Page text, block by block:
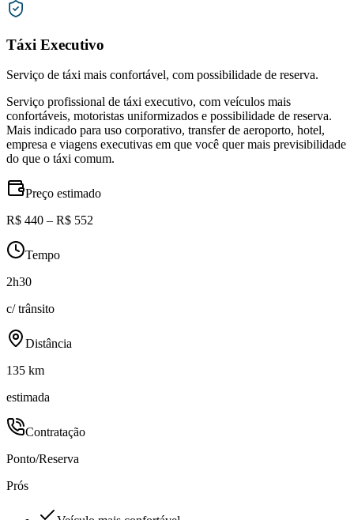
Táxi Executivo
Serviço de táxi mais confortável, com possibilidade de reserva.
Serviço profissional de táxi executivo, com veículos mais
confortáveis, motoristas uniformizados e possibilidade de reserva.
Mais indicado para uso corporativo, transfer de aeroporto, hotel,
empresa e viagens executivas em que você quer mais previsibilidade
do que o táxi comum.
Preço estimado
R$ 440 – R$ 552
Tempo
2h30
c/ trânsito
Distância
135 km
estimada
Contratação
Ponto/Reserva
Prós